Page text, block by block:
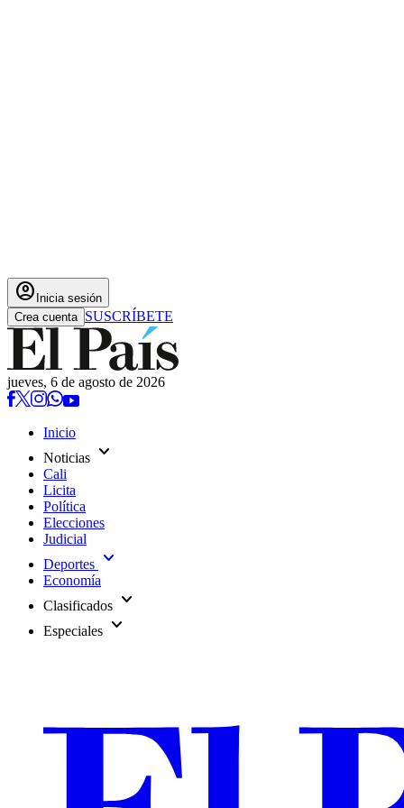
account_circle Inicia sesión
Crea cuenta SUSCRÍBETE
jueves, 6 de agosto de 2026
Inicio
Noticias expand_more
Cali
Licita
Política
Elecciones
Judicial
Deportes expand_more
Economía
Clasificados expand_more
Especiales expand_more